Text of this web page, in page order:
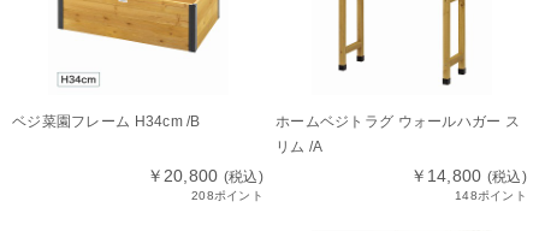
ベジ菜園フレーム H34cm /B
￥20,800 (税込)
208ポイント
ホームベジトラグ ウォールハガー ス
リム /A
￥14,800 (税込)
148ポイント